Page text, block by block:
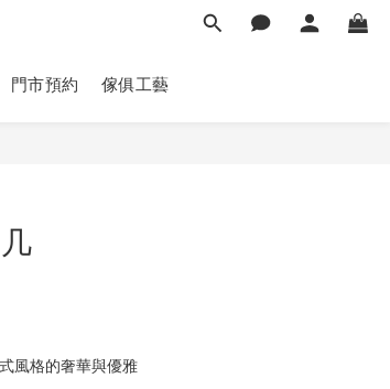
門市預約 傢俱工藝
風格的奢華與優雅